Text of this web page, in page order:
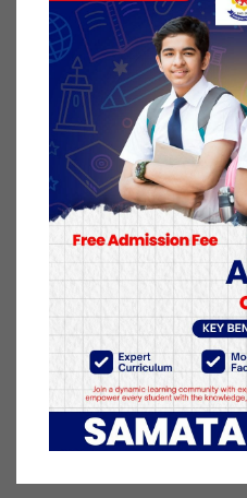
अधिवेशन हुने जनाईएको छ ।
यस अघि एमाले अध्यक्ष
स्थानीय तहका वडा अधिवेशन
उद्दघाटन गरेका थिए ।
भएका पालिकामा बाहेक
गरी कार्यक्रम तय भएको थियो
६ कार्तिक २०७८, शनिबार प्रकाशित